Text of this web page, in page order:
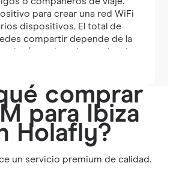
para crear una red WiFi
dispositivos. El total de
compartir depende de la
plan (por ejemplo, un plan de
comprar
para Ibiza
Holafly?
un servicio premium de calidad.